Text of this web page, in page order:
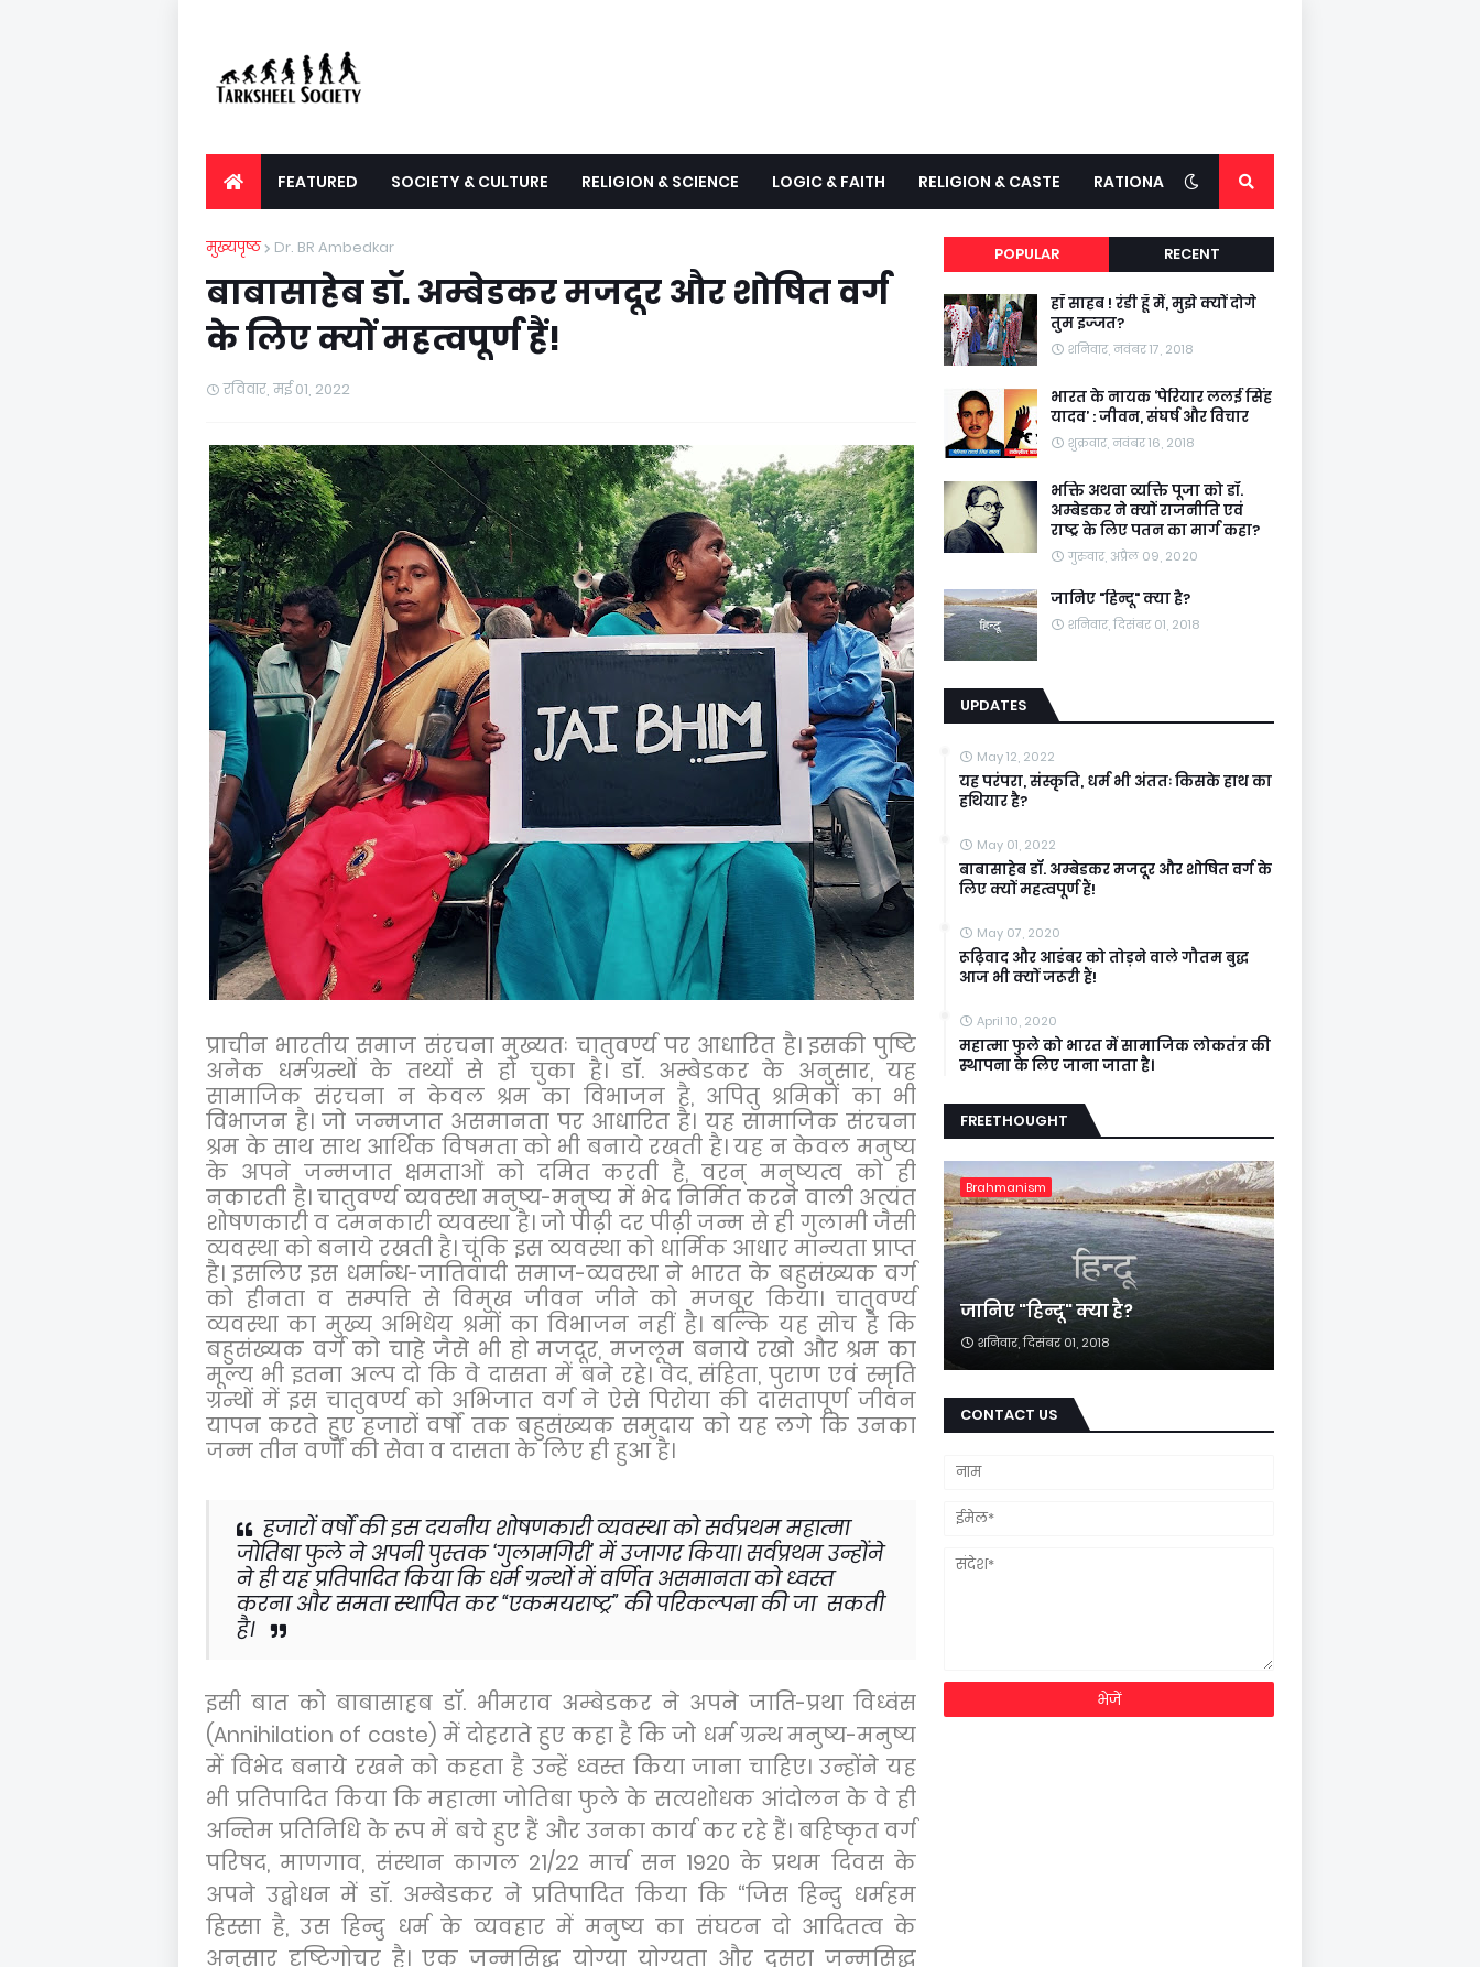
FEATURED SOCIETY & CULTURE RELIGION & SCIENCE LOGIC & FAITH RELIGION & CASTE RATIONALITY
मुख्यपृष्ठ Dr. BR Ambedkar
बाबासाहेब डॉ. अम्बेडकर मजदूर और शोषित वर्ग
के लिए क्यों महत्वपूर्ण हैं!
रविवार, मई 01, 2022
प्राचीन भारतीय समाज संरचना मुख्यतः चातुवर्ण्य पर आधारित है। इसकी पुष्टि
अनेक धर्मग्रन्थों के तथ्यों से हो चुका है। डॉ. अम्बेडकर के अनुसार,यह
सामाजिक संरचना न केवल श्रम का विभाजन है,अपितु श्रमिकों का भी
विभाजन है। जो जन्मजात असमानता पर आधारित है। यह सामाजिक संरचना
श्रम के साथ साथ आर्थिक विषमता को भी बनाये रखती है। यह न केवल मनुष्य
के अपने जन्मजात क्षमताओं को दमित करती है, वरन् मनुष्यत्व को ही
नकारती है। चातुवर्ण्य व्यवस्था मनुष्य-मनुष्य में भेद निर्मित करने वाली अत्यंत
शोषणकारी व दमनकारी व्यवस्था है। जो पीढ़ी दर पीढ़ी जन्म से ही गुलामी जैसी
व्यवस्था को बनाये रखती है। चूंकि इस व्यवस्था को धार्मिक आधार मान्यता प्राप्त
है। इसलिए इस धर्मान्ध-जातिवादी समाज-व्यवस्था ने भारत के बहुसंख्यक वर्ग
को हीनता व सम्पत्ति से विमुख जीवन जीने को मजबूर किया। चातुवर्ण्य
व्यवस्था का मुख्य अभिधेय श्रमों का विभाजन नहीं है। बल्कि यह सोच है कि
बहुसंख्यक वर्ग को चाहे जैसे भी हो मजदूर, मजलूम बनाये रखो और श्रम का
मूल्य भी इतना अल्प दो कि वे दासता में बने रहे। वेद,संहिता,पुराण एवं स्मृति
ग्रन्थों में इस चातुवर्ण्य को अभिजात वर्ग ने ऐसे पिरोया की दासतापूर्ण जीवन
यापन करते हुए हजारों वर्षों तक बहुसंख्यक समुदाय को यह लगे कि उनका
जन्म तीन वर्णों की सेवा व दासता के लिए ही हुआ है।
हजारों वर्षों की इस दयनीय शोषणकारी व्यवस्था को सर्वप्रथम महात्मा
जोतिबा फुले ने अपनी पुस्तक‘गुलामगिरी’में उजागर किया। सर्वप्रथम उन्होंने
ने ही यह प्रतिपादित किया कि धर्म ग्रन्थों में वर्णित असमानता को ध्वस्त
करना और समता स्थापित कर“एकमयराष्ट्र”की परिकल्पना की जा सकती
है।
इसी बात को बाबासाहब डॉ. भीमराव अम्बेडकर ने अपने जाति-प्रथा विध्वंस
(Annihilation of caste) में दोहराते हुए कहा है कि जो धर्म ग्रन्थ मनुष्य-मनुष्य
में विभेद बनाये रखने को कहता है उन्हें ध्वस्त किया जाना चाहिए। उन्होंने यह
भी प्रतिपादित किया कि महात्मा जोतिबा फुले के सत्यशोधक आंदोलन के वे ही
अन्तिम प्रतिनिधि के रूप में बचे हुए हैं और उनका कार्य कर रहे हैं। बहिष्कृत वर्ग
परिषद, माणगाव, संस्थान कागल 21/22 मार्च सन 1920 के प्रथम दिवस के
अपने उद्बोधन में डॉ. अम्बेडकर ने प्रतिपादित किया कि “जिस हिन्दु धर्महम
हिस्सा है,उस हिन्दु धर्म के व्यवहार में मनुष्य का संघटन दो आदितत्व के
अनुसार दृष्टिगोचर है। एक जन्मसिद्ध योग्या योग्यता और दुसरा जन्मसिद्ध
POPULAR RECENT
हाँ साहब ! रंडी हूँ मैं, मुझे क्यों दोगे
तुम इज्जत?
शनिवार, नवंबर 17, 2018
भारत के नायक ‘पेरियार ललई सिंह
यादव’ : जीवन, संघर्ष और विचार
शुक्रवार, नवंबर 16, 2018
भक्ति अथवा व्यक्ति पूजा को डॉ.
अम्बेडकर ने क्यों राजनीति एवं
राष्ट्र के लिए पतन का मार्ग कहा?
गुरुवार, अप्रैल 09, 2020
जानिए "हिन्दू" क्या है?
शनिवार, दिसंबर 01, 2018
UPDATES
May 12, 2022
यह परंपरा, संस्कृति, धर्म भी अंततः किसके हाथ का
हथियार है?
May 01, 2022
बाबासाहेब डॉ. अम्बेडकर मजदूर और शोषित वर्ग के
लिए क्यों महत्वपूर्ण हैं!
May 07, 2020
रूढ़िवाद और आडंबर को तोड़ने वाले गौतम बुद्ध
आज भी क्यों जरूरी हैं!
April 10, 2020
महात्मा फुले को भारत में सामाजिक लोकतंत्र की
स्थापना के लिए जाना जाता है।
FREETHOUGHT
Brahmanism
जानिए "हिन्दू" क्या है?
शनिवार, दिसंबर 01, 2018
CONTACT US